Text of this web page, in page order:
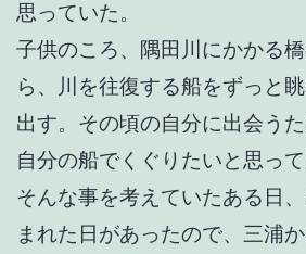
思っていた。
子供のころ、隅田川にかかる
ら、川を往復する船をずっと
出す。その頃の自分に出会う
自分の船でくぐりたいと思って
そんな事を考えていたある日
まれた日があったので、三浦